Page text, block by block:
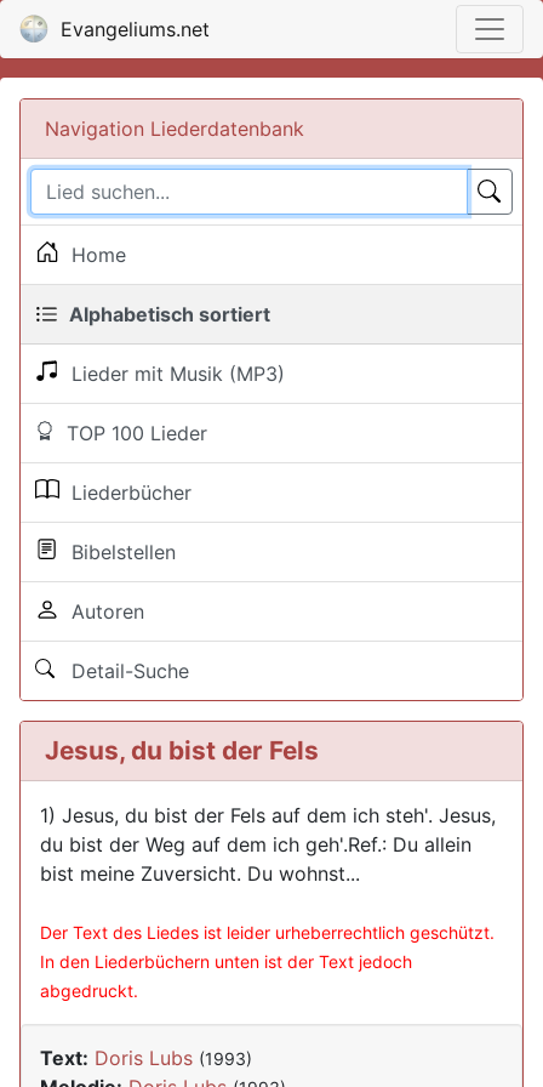
Evangeliums.net
Navigation Liederdatenbank
Home
Alphabetisch sortiert
Lieder mit Musik (MP3)
TOP 100 Lieder
Liederbücher
Bibelstellen
Autoren
Detail-Suche
Jesus, du bist der Fels
1) Jesus, du bist der Fels auf dem ich steh'. Jesus,
du bist der Weg auf dem ich geh'.Ref.: Du allein
bist meine Zuversicht. Du wohnst...
Der Text des Liedes ist leider urheberrechtlich geschützt.
In den Liederbüchern unten ist der Text jedoch
abgedruckt.
Text: Doris Lubs (1993)